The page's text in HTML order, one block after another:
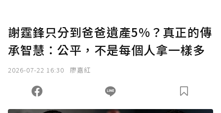
謝霆鋒只分到爸爸遺產5%？真正的傳
承智慧：公平，不是每個人拿一樣多
2026-07-22 16:30 廖嘉紅